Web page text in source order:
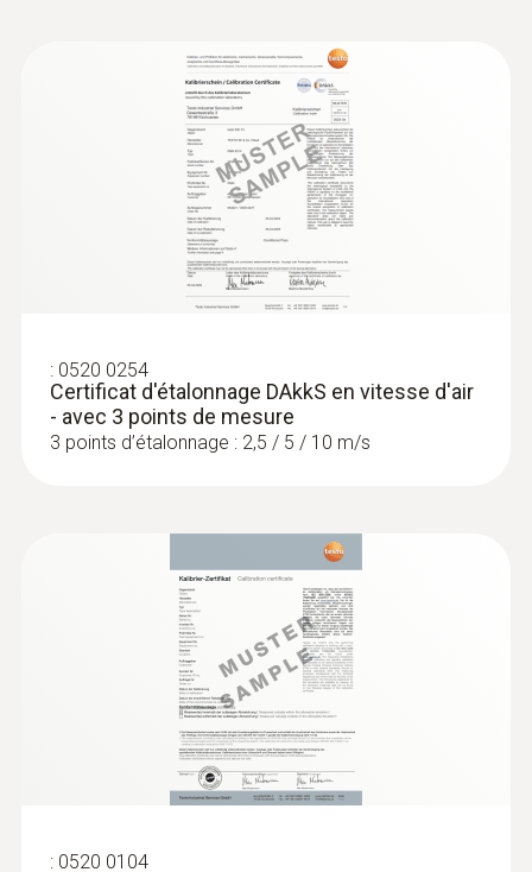
: 0520 0254
Certificat d'étalonnage DAkkS en vitesse d'air
- avec 3 points de mesure
3 points d’étalonnage : 2,5 / 5 / 10 m/s
: 0520 0104